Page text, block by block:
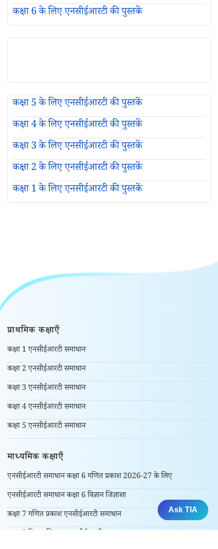
कक्षा 6 के लिए एनसीईआरटी की पुस्तकें
कक्षा 5 के लिए एनसीईआरटी की पुस्तकें
कक्षा 4 के लिए एनसीईआरटी की पुस्तकें
कक्षा 3 के लिए एनसीईआरटी की पुस्तकें
कक्षा 2 के लिए एनसीईआरटी की पुस्तकें
कक्षा 1 के लिए एनसीईआरटी की पुस्तकें
प्राथमिक कक्षाएँ
कक्षा 1 एनसीईआरटी समाधान
कक्षा 2 एनसीईआरटी समाधान
कक्षा 3 एनसीईआरटी समाधान
कक्षा 4 एनसीईआरटी समाधान
कक्षा 5 एनसीईआरटी समाधान
माध्यमिक कक्षाएँ
एनसीईआरटी समाधान कक्षा 6 गणित प्रकाश 2026-27 के लिए
एनसीईआरटी समाधान कक्षा 6 विज्ञान जिज्ञासा
कक्षा 7 गणित प्रकाश एनसीईआरटी समाधान
कक्षा 7 विज्ञान जिज्ञासा एनसीईआरटी समाधान
Ask TIA